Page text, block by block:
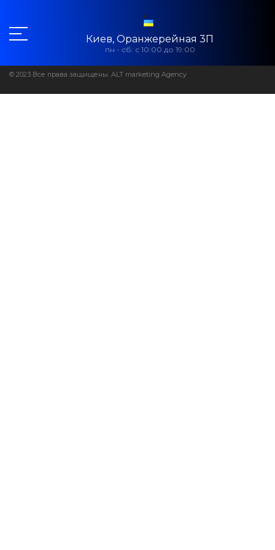
Киев, Оранжерейная 3П
пн - сб: с 10:00 до 19:00
© 2023 Все права защищены. ALT marketing Agency